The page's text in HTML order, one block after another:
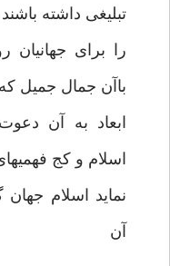
تبلیغی داشته
را برای جهانیان
باآن جمال جمیل
ابعاد به آن
اسلام و کج
نماید اسلام
آن